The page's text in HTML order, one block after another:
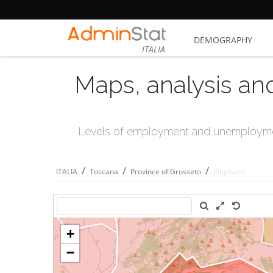
ITALIA
DEMOGRAPHY
Maps, analysis
Levels of employment and
ITALIA / Toscana / Province of Grosseto / Pitigliano